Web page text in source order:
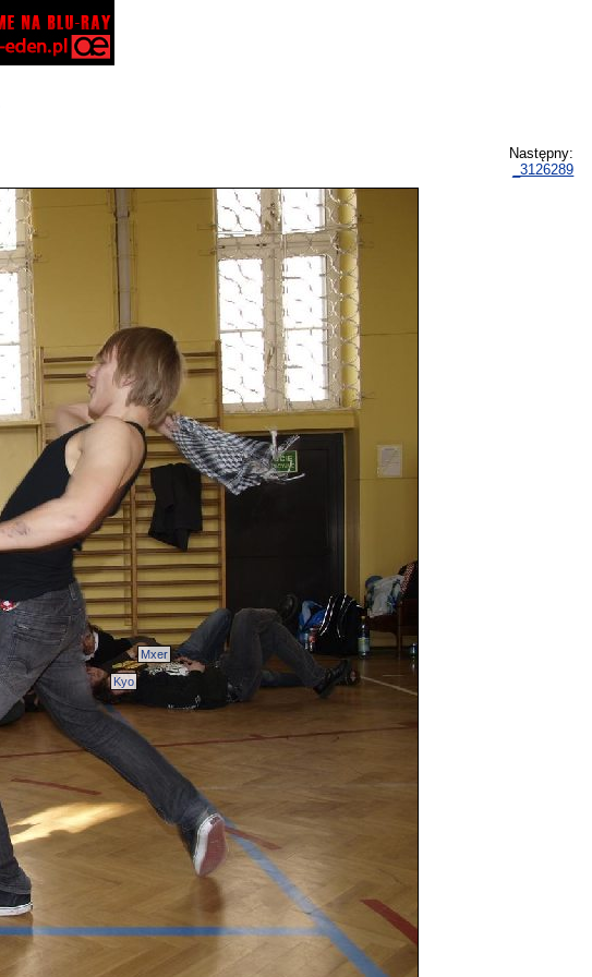
Następny:
_3126289
Kyo
Mxer